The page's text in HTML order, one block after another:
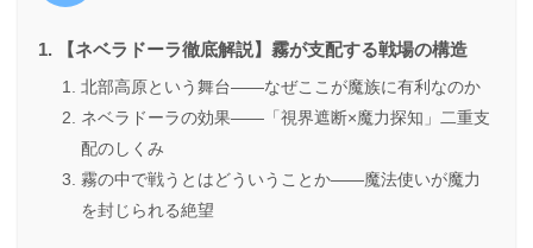
【ネベラドーラ徹底解説】霧が支配する戦場の構造
北部高原という舞台――なぜここが魔族に有利なのか
ネベラドーラの効果――「視界遮断×魔力探知」二重支
配のしくみ
霧の中で戦うとはどういうことか――魔法使いが魔力
を封じられる絶望